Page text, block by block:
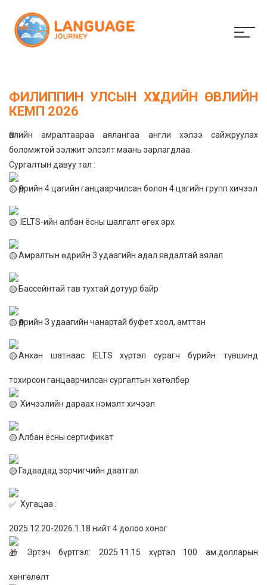
ФИЛИППИН УЛСЫН ХҮҮХДИЙН ӨВЛИЙН
КЕМП 2026
Өвлийн амралтаараа аялангаа англи хэлээ сайжруулах
боломжтой ээлжит элсэлт маань зарлагдлаа.
Сургалтын давуу тал :
Өдрийн 4 цагийн ганцаарчилсан болон 4 цагийн групп хичээл
IELTS-ийн албан ёсны шалгалт өгөх эрх
Амралтын өдрийн 3 удаагийн адал явдалтай аялал
Бассейнтай тав тухтай дотуур байр
Өдрийн 3 удаагийн чанартай буфет хоол, амттан
Анхан шатнаас IELTS хүртэл сурагч бүрийн түвшинд
тохирсон ганцаарчилсан сургалтын хөтөлбөр
Хичээлийн дараах нэмэлт хичээл
Албан ёсны сертификат
Гадаадад зорчигчийн даатгал
Хугацаа :
2025.12.20-2026.1.18 нийт 4 долоо хоног
Эртэч бүртгэл: 2025.11.15 хүртэл 100 ам.долларын
хөнгөлөлт